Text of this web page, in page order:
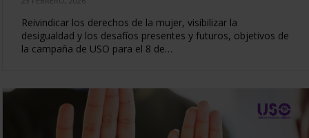
Reivindicar los derechos de la mujer, visibilizar la
desigualdad y los desafíos presentes y futuros, objetivos de
la campaña de USO para el 8 de…